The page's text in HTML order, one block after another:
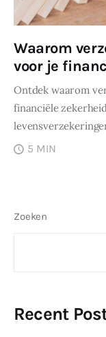
Waarom
voor je
Ontdek waarom
financiële
5 MIN
Zoeken
Recent